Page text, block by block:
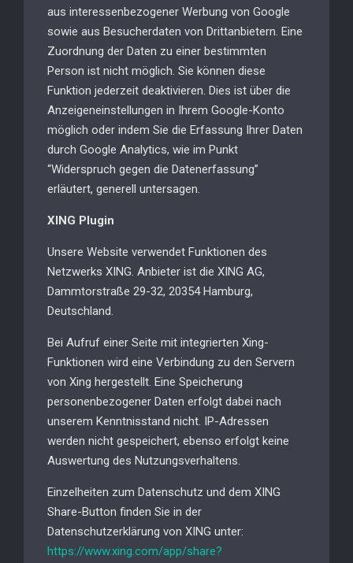
aus interessenbezogener Werbung von Google
sowie aus Besucherdaten von Drittanbietern. Eine
Zuordnung der Daten zu einer bestimmten
Person ist nicht möglich. Sie können diese
Funktion jederzeit deaktivieren. Dies ist über die
Anzeigeneinstellungen in Ihrem Google-Konto
möglich oder indem Sie die Erfassung Ihrer Daten
durch Google Analytics, wie im Punkt
“Widerspruch gegen die Datenerfassung”
erläutert, generell untersagen.
XING Plugin
Unsere Website verwendet Funktionen des
Netzwerks XING. Anbieter ist die XING AG,
Dammtorstraße 29-32, 20354 Hamburg,
Deutschland.
Bei Aufruf einer Seite mit integrierten Xing-
Funktionen wird eine Verbindung zu den Servern
von Xing hergestellt. Eine Speicherung
personenbezogener Daten erfolgt dabei nach
unserem Kenntnisstand nicht. IP-Adressen
werden nicht gespeichert, ebenso erfolgt keine
Auswertung des Nutzungsverhaltens.
Einzelheiten zum Datenschutz und dem XING
Share-Button finden Sie in der
Datenschutzerklärung von XING unter:
https://www.xing.com/app/share?